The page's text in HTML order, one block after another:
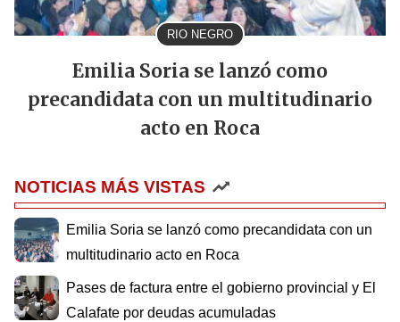
RIO NEGRO
Emilia Soria se lanzó como
precandidata con un multitudinario
acto en Roca
NOTICIAS MÁS VISTAS
Emilia Soria se lanzó como precandidata con un
multitudinario acto en Roca
Pases de factura entre el gobierno provincial y El
Calafate por deudas acumuladas